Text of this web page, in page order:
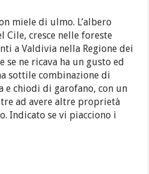
miele di ulmo. L’albero
Cile, cresce nelle foreste
a Valdivia nella Regione dei
se ne ricava ha un gusto ed
sottile combinazione di
e chiodi di garofano, con un
ad avere altre proprietà
Indicato se vi piacciono i